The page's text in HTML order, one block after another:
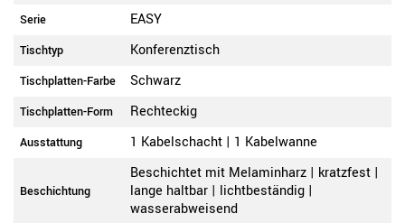
Serie EASY
Tischtyp Konferenztisch
Tischplatten-Farbe Schwarz
Tischplatten-Form Rechteckig
Ausstattung 1 Kabelschacht | 1 Kabelwanne
Beschichtung
Beschichtet mit Melaminharz | kratzfest |
lange haltbar | lichtbeständig |
wasserabweisend